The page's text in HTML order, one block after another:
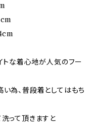
トな着心地が人気のフー
為、普段着としてはもち
って頂きますと